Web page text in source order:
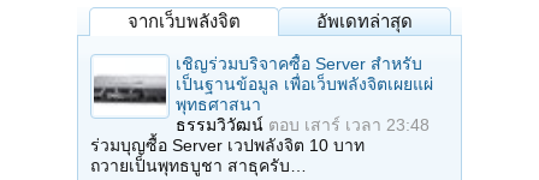
จากเว็บพลังจิต อัพเดทล่าสุด
เชิญร่วมบริจาคซื้อ Server สำหรับ
เป็นฐานข้อมูล เพื่อเว็บพลังจิตเผยแผ่
พุทธศาสนา
ธรรมวิวัฒน์ ตอบ เสาร์ เวลา 23:48
ร่วมบุญซื้อ Server เวปพลังจิต 10 บาท
ถวายเป็นพุทธบูชา สาธุครับ…